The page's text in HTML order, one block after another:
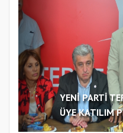
YENİ PARTİ
ÜYE KATILIM